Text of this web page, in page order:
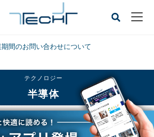
間のお問い合わせについて
CLOSE
テクノロジー
半導体
半導体